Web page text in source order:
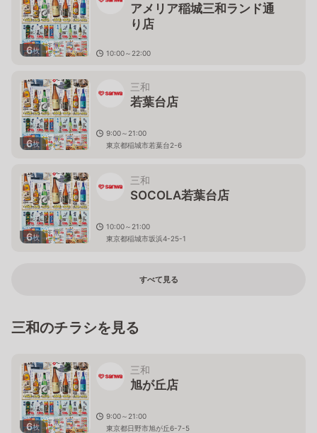
6枚
アメリア稲城三和ランド通
り店
10:00～22:00
6枚
三和
若葉台店
9:00～21:00
東京都稲城市若葉台2-6
6枚
三和
SOCOLA若葉台店
10:00～21:00
東京都稲城市坂浜4-25-1
すべて見る
三和のチラシを見る
6枚
三和
旭が丘店
9:00～21:00
東京都日野市旭が丘6-7-5